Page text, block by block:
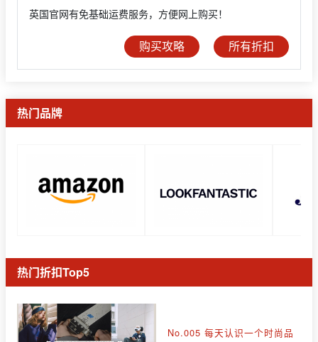
英国官网有免基础运费服务，方便网上购买！
购买攻略 所有折扣
热门品牌
热门折扣Top5
No.005 每天认识一个时尚品